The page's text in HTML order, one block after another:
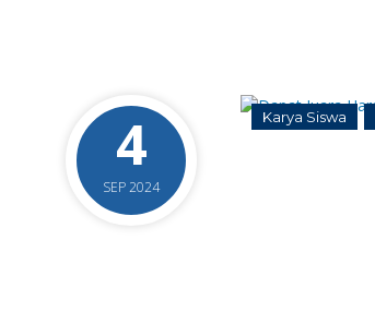
4
SEP 2024
Karya Siswa